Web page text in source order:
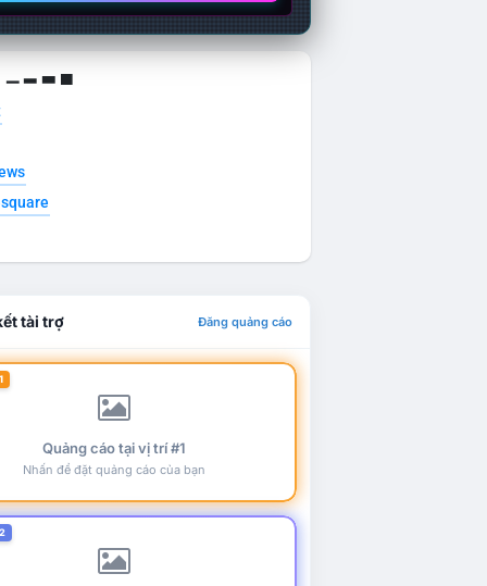
▁ ▂ ▃ ▄
tài trợ Đăng quảng cáo
Quảng cáo tại vị trí #1
Nhấn để đặt quảng cáo của bạn